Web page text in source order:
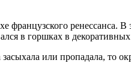
ренессанса. В
в горшках в
или пропадала, то